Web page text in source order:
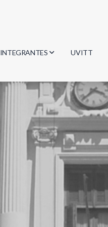
INTEGRANTES
Investigadores
Estudiantes
Egresados
UVITT